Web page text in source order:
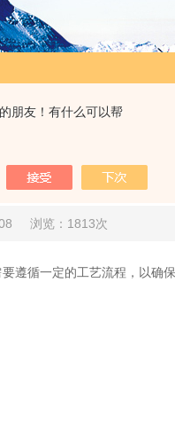
朋友！有什么可以帮
计与制造工艺流
浏览：1813次
遵循一定的工艺流程，以确